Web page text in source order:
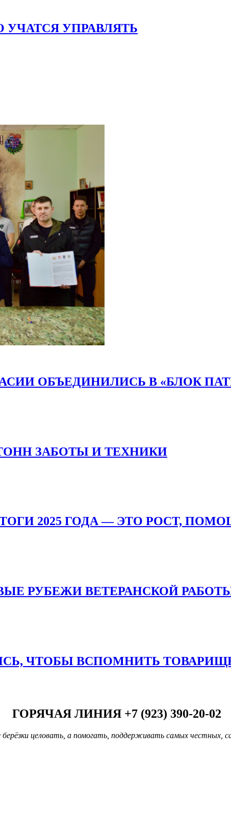
УЧАТСЯ УПРАВЛЯТЬ
ОБЪЕДИНИЛИСЬ В «БЛОК
ЗАБОТЫ И ТЕХНИКИ
2025 ГОДА — ЭТО РОСТ,
РУБЕЖИ ВЕТЕРАНСКОЙ
ЧТОБЫ ВСПОМНИТЬ
ГОРЯЧАЯ ЛИНИЯ +7 (923) 390-20-02
целовать, а помогать, поддерживать самых честных,